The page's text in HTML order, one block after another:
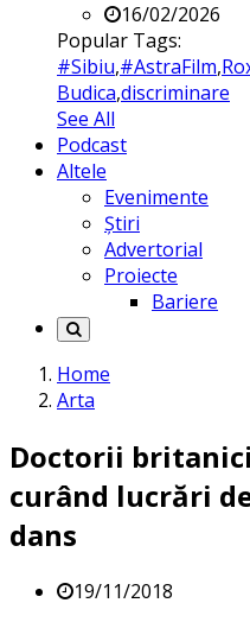
16/02/2026
Popular Tags:
#Sibiu,#AstraFilm,
Budica,discriminare
See All
Podcast
Altele
Evenimente
Știri
Advertorial
Proiecte
Bariere
Home
Arta
Doctorii
curând lucrări
dans
19/11/2018